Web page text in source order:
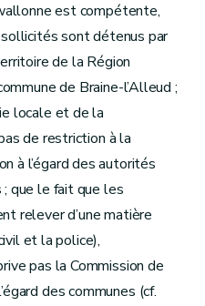
est compétente,
sont détenus par
de la Région
de Braine-l’Alleud ;
locale et de la
de restriction à la
à l’égard des autorités
que le fait que les
relever d’une matière
et la police),
pas la Commission de
des communes (cf.